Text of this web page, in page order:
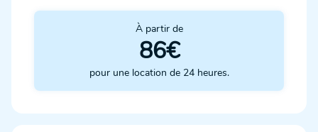
À partir de
86€
pour une location de 24 heures.